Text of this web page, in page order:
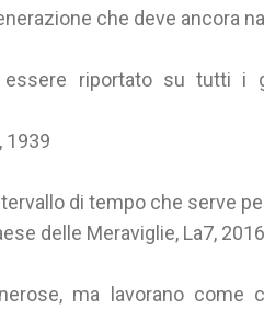
che deve ancora
riportato su tutti i
1939
di tempo che serve
delle Meraviglie, La7, 2016
ma lavorano come